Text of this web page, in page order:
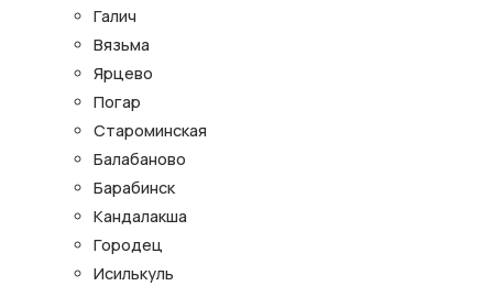
Галич
Вязьма
Ярцево
Погар
Староминская
Балабаново
Барабинск
Кандалакша
Городец
Исилькуль